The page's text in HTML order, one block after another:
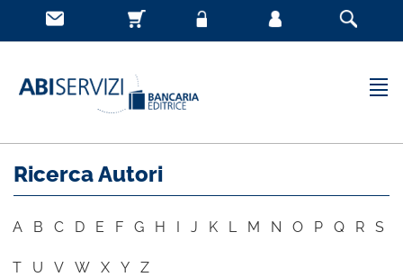
Ricerca Autori
A B C D E F G H I J K L M N O P Q R S
T U V W X Y Z